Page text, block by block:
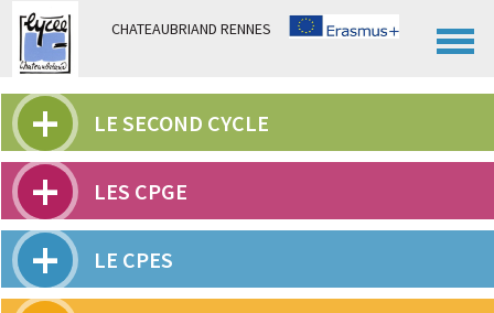
CHATEAUBRIAND RENNES
LE SECOND CYCLE
LES CPGE
LE CPES
Panneau de gestion des cookies